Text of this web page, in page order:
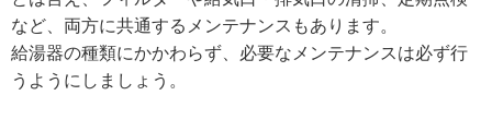
など、両方に共通するメンテナンスもあります。
給湯器の種類にかかわらず、必要なメンテナンスは必ず行
うようにしましょう。